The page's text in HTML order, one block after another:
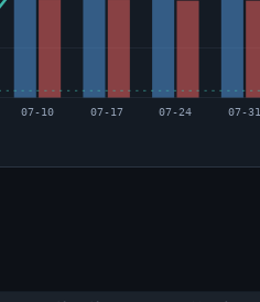
07-10 07-17 07-24 07-31